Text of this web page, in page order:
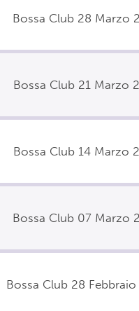
Bossa Club 28 Marzo
Bossa Club 21 Marzo
Bossa Club 14 Marzo
Bossa Club 07 Marzo
Bossa Club 28